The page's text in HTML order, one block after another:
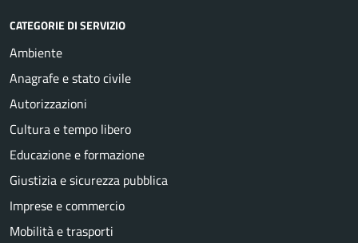
CATEGORIE DI SERVIZIO
Ambiente
Anagrafe e stato civile
Autorizzazioni
Cultura e tempo libero
Educazione e formazione
Giustizia e sicurezza pubblica
Imprese e commercio
Mobilità e trasporti